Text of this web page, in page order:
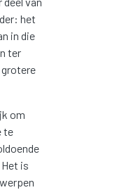
het
in die
ter
om
te
is